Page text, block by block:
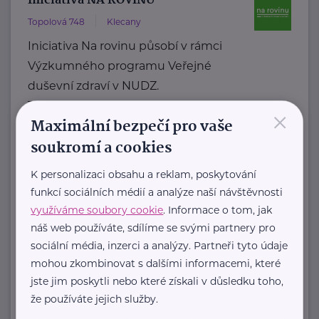
Topolová 748 Klecany
Iniciativa Na rovinu působí v rámci
Výzkumného programu Veřejné
duševní zdraví v NUDZ.
Tvoří ji odborný ...
https://narovinu.net/
narovinu@nudz.cz
Kolpingova rodina Smečno
U Zámku 5 Smečno
Jsme nestátní nezisková organizace
, která se již více než 25 let zaměřuje
na podporu rodin, ...
×
Maximální bezpečí pro vaše
soukromí a cookies
K personalizaci obsahu a reklam, poskytování
funkcí sociálních médií a analýze naší návštěvnosti
využíváme soubory cookie. Informace o tom, jak
náš web používáte, sdílíme se svými partnery pro
sociální média, inzerci a analýzy. Partneři tyto údaje
mohou zkombinovat s dalšími informacemi, které
jste jim poskytli nebo které získali v důsledku toho,
že používáte jejich služby.